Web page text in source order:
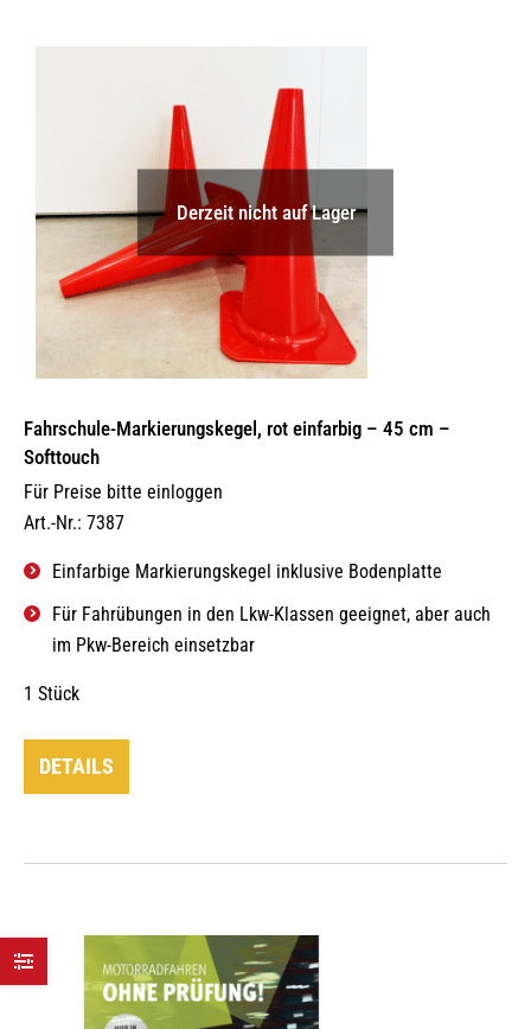
Derzeit nicht auf Lager
Fahrschule-Markierungskegel, rot einfarbig – 45 cm –
Softtouch
Für Preise bitte einloggen
Art.-Nr.: 7387
Einfarbige Markierungskegel inklusive Bodenplatte
Für Fahrübungen in den Lkw-Klassen geeignet, aber auch
im Pkw-Bereich einsetzbar
1 Stück
DETAILS